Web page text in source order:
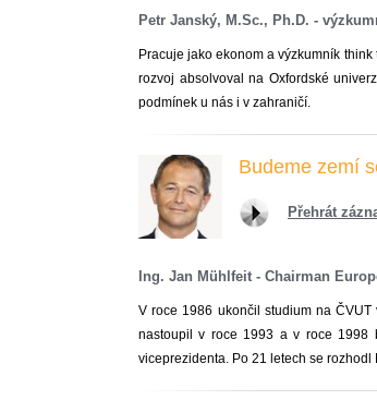
Petr Janský, M.Sc., Ph.D. -
Pracuje jako ekonom a výzkumník
rozvoj absolvoval na Oxfordské
podmínek u nás i v zahraničí.
Budeme zemí
Přehrát
Ing. Jan Mühlfeit - Chairman
V roce 1986 ukončil studium na
nastoupil v roce 1993 a v roce 1998
viceprezidenta. Po 21 letech se